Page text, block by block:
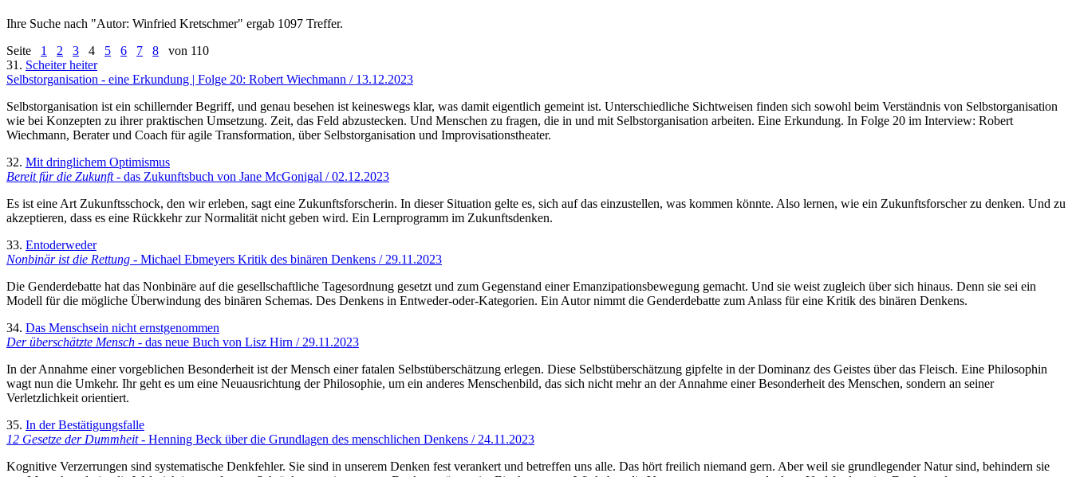
Ihre Suche nach "Autor: Winfried Kretschmer" ergab 1097 Treffer.
Seite 1 2 3 4 5 6 7 8 von 110
31. Scheiter heiter
Selbstorganisation - eine Erkundung | Folge 20: Robert Wiechmann / 13.12.2023
Selbstorganisation ist ein schillernder Begriff, und genau besehen ist keineswegs klar, was damit eigentlich gemeint ist. Unterschiedliche Sichtweisen finden sich sowohl beim Verständnis von Selbstorganisation
wie bei Konzepten zu ihrer praktischen Umsetzung. Zeit, das Feld abzustecken. Und Menschen zu fragen, die in und mit Selbstorganisation arbeiten. Eine Erkundung. In Folge 20 im Interview: Robert
Wiechmann, Berater und Coach für agile Transformation, über Selbstorganisation und Improvisationstheater.
32. Mit dringlichem Optimismus
Bereit für die Zukunft- das Zukunftsbuch von Jane McGonigal / 02.12.2023
Es ist eine Art Zukunftsschock, den wir erleben, sagt eine Zukunftsforscherin. In dieser Situation gelte es, sich auf das einzustellen, was kommen könnte. Also lernen, wie ein Zukunftsforscher zu denken. Und zu
akzeptieren, dass es eine Rückkehr zur Normalität nicht geben wird. Ein Lernprogramm im Zukunftsdenken.
33. Entoderweder
Nonbinär ist die Rettung - Michael Ebmeyers Kritik des binären Denkens / 29.11.2023
Die Genderdebatte hat das Nonbinäre auf die gesellschaftliche Tagesordnung gesetzt und zum Gegenstand einer Emanzipationsbewegung gemacht. Und sie weist zugleich über sich hinaus. Denn sie sei ein
Modell für die mögliche Überwindung des binären Schemas. Des Denkens in Entweder-oder-Kategorien. Ein Autor nimmt die Genderdebatte zum Anlass für eine Kritik des binären Denkens.
34. Das Menschsein nicht ernstgenommen
Der überschätzte Mensch - das neue Buch von Lisz Hirn / 29.11.2023
In der Annahme einer vorgeblichen Besonderheit ist der Mensch einer fatalen Selbstüberschätzung erlegen. Diese Selbstüberschätzung gipfelte in der Dominanz des Geistes über das Fleisch. Eine Philosophin
wagt nun die Umkehr. Ihr geht es um eine Neuausrichtung der Philosophie, um ein anderes Menschenbild, das sich nicht mehr an der Annahme einer Besonderheit des Menschen, sondern an seiner
Verletzlichkeit orientiert.
35. In der Bestätigungsfalle
12 Gesetze der Dummheit- Henning Beck über die Grundlagen des menschlichen Denkens / 24.11.2023
Kognitive Verzerrungen sind systematische Denkfehler. Sie sind in unserem Denken fest verankert und betreffen uns alle. Das hört freilich niemand gern. Aber weil sie grundlegender Natur sind, behindern sie